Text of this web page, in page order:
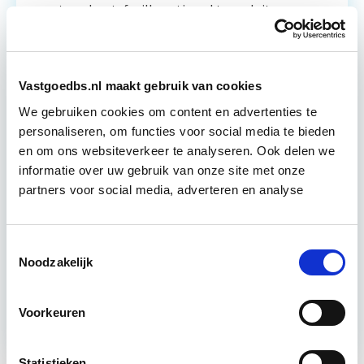
Vastgoedbs.nl maakt gebruik van cookies
We gebruiken cookies om content en advertenties te
personaliseren, om functies voor social media te bieden
en om ons websiteverkeer te analyseren. Ook delen we
informatie over uw gebruik van onze site met onze
partners voor social media, adverteren en analyse
Noodzakelijk
Voorkeuren
vastgoedportefeuille optimaal te exploiteren.
Utrecht en/of Online
15 Lesdagen lesdag(en)
4 - 8 uur per week